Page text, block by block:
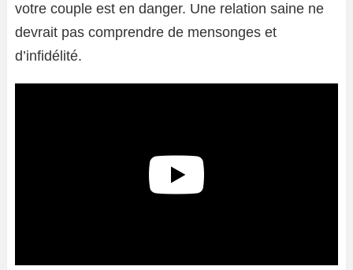
votre couple est en danger. Une relation saine ne
devrait pas comprendre de mensonges et
d’infidélité.